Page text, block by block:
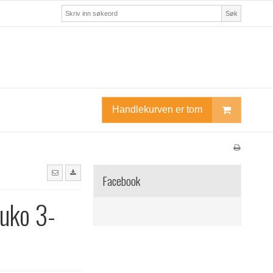
Søk
Handlekurven er tom
3-
Facebook